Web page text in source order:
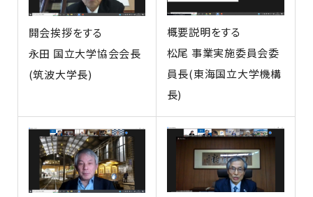
開会挨拶をする
永田 国立大学協会会長
(筑波大学長)
概要説明をする
松尾 事業実施委員会委
員長(東海国立大学機構
長)